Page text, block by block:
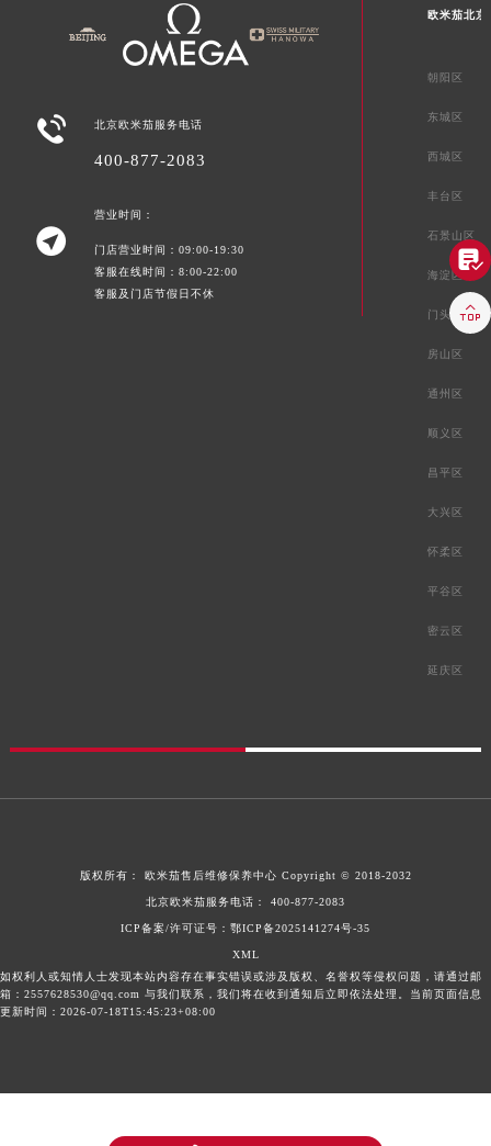
 北京欧米茄服务电话
400-877-2083

营业时间：
门店营业时间：09:00-19:30
客服在线时间：8:00-22:00
客服及门店节假日不休
欧米茄北京
朝阳区
东城区
西城区
丰台区
石景山区
海淀区
门头沟区
房山区
通州区
顺义区
昌平区
大兴区
怀柔区
平谷区
密云区
延庆区
版权所有： 欧米茄售后维修保养中心 Copyright © 2018-2032
北京欧米茄服务电话： 400-877-2083
ICP备案/许可证号：鄂ICP备2025141274号-35
XML
如权利人或知情人士发现本站内容存在事实错误或涉及版权、名誉权等侵权问题，请通过邮
箱：2557628530@qq.com 与我们联系，我们将在收到通知后立即依法处理。当前页面信息
更新时间：2026-07-18T15:45:23+08:00

